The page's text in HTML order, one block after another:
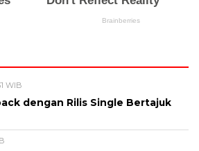
WIB
dengan Rilis Single Bertajuk